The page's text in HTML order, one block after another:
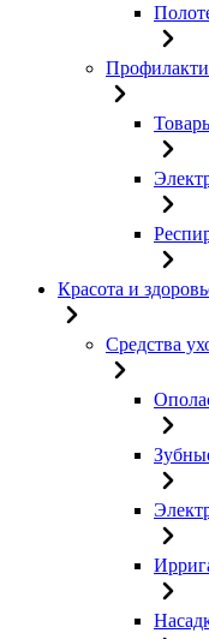
Красота и
Средства